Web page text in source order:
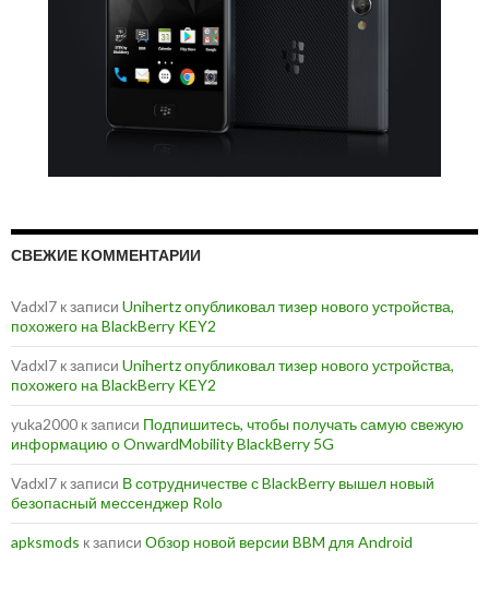
СВЕЖИЕ КОММЕНТАРИИ
Vadxl7 к записи Unihertz опубликовал тизер нового устройства,
похожего на BlackBerry KEY2
Vadxl7 к записи Unihertz опубликовал тизер нового устройства,
похожего на BlackBerry KEY2
yuka2000 к записи Подпишитесь, чтобы получать самую свежую
информацию о OnwardMobility BlackBerry 5G
Vadxl7 к записи В сотрудничестве с BlackBerry вышел новый
безопасный мессенджер Rolo
apksmods к записи Обзор новой версии BBM для Android